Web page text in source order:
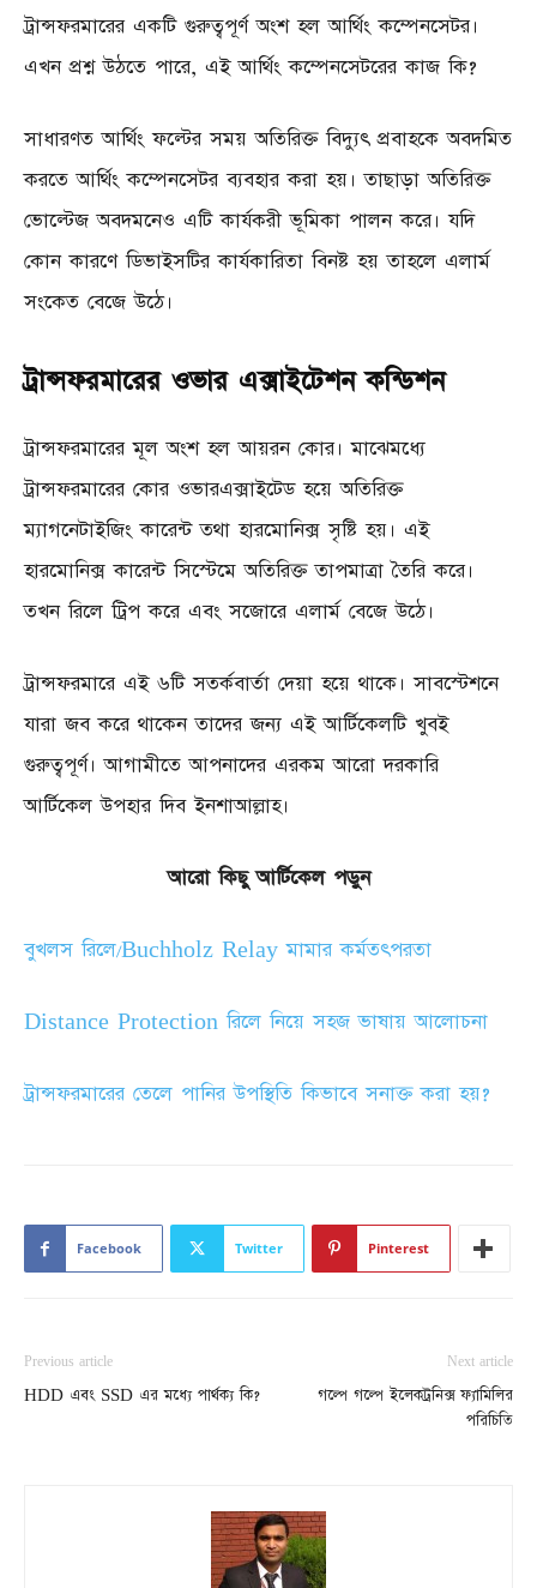
ট্রান্সফরমারের একটি গুরুত্বপূর্ণ অংশ হল আর্থিং কম্পেনসেটর।
এখন প্রশ্ন উঠতে পারে, এই আর্থিং কম্পেনসেটরের কাজ কি?
সাধারণত আর্থিং ফল্টের সময় অতিরিক্ত বিদ্যুৎ প্রবাহকে অবদমিত
করতে আর্থিং কম্পেনসেটর ব্যবহার করা হয়। তাছাড়া অতিরিক্ত
ভোল্টেজ অবদমনেও এটি কার্যকরী ভূমিকা পালন করে। যদি
কোন কারণে ডিভাইসটির কার্যকারিতা বিনষ্ট হয় তাহলে এলার্ম
সংকেত বেজে উঠে।
ট্রান্সফরমারের ওভার এক্সাইটেশন কন্ডিশন
ট্রান্সফরমারের মূল অংশ হল আয়রন কোর। মাঝেমধ্যে
ট্রান্সফরমারের কোর ওভারএক্সাইটেড হয়ে অতিরিক্ত
ম্যাগনেটাইজিং কারেন্ট তথা হারমোনিক্স সৃষ্টি হয়। এই
হারমোনিক্স কারেন্ট সিস্টেমে অতিরিক্ত তাপমাত্রা তৈরি করে।
তখন রিলে ট্রিপ করে এবং সজোরে এলার্ম বেজে উঠে।
ট্রান্সফরমারে এই ৬টি সতর্কবার্তা দেয়া হয়ে থাকে। সাবস্টেশনে
যারা জব করে থাকেন তাদের জন্য এই আর্টিকেলটি খুবই
গুরুত্বপূর্ণ। আগামীতে আপনাদের এরকম আরো দরকারি
আর্টিকেল উপহার দিব ইনশাআল্লাহ।
আরো কিছু আর্টিকেল পড়ুন
বুখলস রিলে/Buchholz Relay মামার কর্মতৎপরতা
Distance Protection রিলে নিয়ে সহজ ভাষায় আলোচনা
ট্রান্সফরমারের তেলে পানির উপস্থিতি কিভাবে সনাক্ত করা হয়?
Facebook Twitter Pinterest
Previous article
HDD এবং SSD এর মধ্যে পার্থক্য কি?
Next article
গল্পে গল্পে ইলেকট্রনিক্স ফ্যামিলির
পরিচিতি